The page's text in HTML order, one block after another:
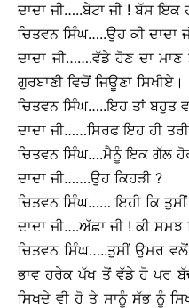
ਦਾਦਾ ਜੀ…..ਬੇਟਾ ਜੀ ! ਬੱਸ ਇਕ
ਚਿਤਵਨ ਸਿੰਘ…..ਉਹ ਕੀ ਦਾਦਾ
ਦਾਦਾ ਜੀ…….ਵੱਡੇ ਹੋਣ ਦਾ
ਗੁਰਬਾਣੀ ਵਿਚੋਂ ਜਿਊਣਾ ਸਿਖੀਏ।
ਚਿਤਵਨ ਸਿੰਘ…..ਇਹ ਤਾਂ ਬਹੁਤ
ਦਾਦਾ ਜੀ……ਸਿਰਫ ਇਹ ਹੀ
ਚਿਤਵਨ ਸਿੰਘ….ਮੈਨੂੰ ਇਕ ਗੱਲ
ਦਾਦਾ ਜੀ…….ਉਹ ਕਿਹੜੀ ?
ਚਿਤਵਨ ਸਿੰਘ…… ਇਹੀ ਕਿ ਤੁਸੀਂ
ਦਾਦਾ ਜੀ….ਅੱਛਾ ਜੀ ! ਕੀ
ਚਿਤਵਨ ਸਿੰਘ…..ਤੁਸੀਂ ਉਮਰ
ਭਾਵ ਹਰੇਕ ਪੱਖ ਤੋਂ ਵੱਡੇ ਹੋ ਪਰ
ਸਿਖਦੇ ਵੀ ਹੋ ਤੇ ਸਾਨੂੰ ਸੱਭ ਨੂੰ